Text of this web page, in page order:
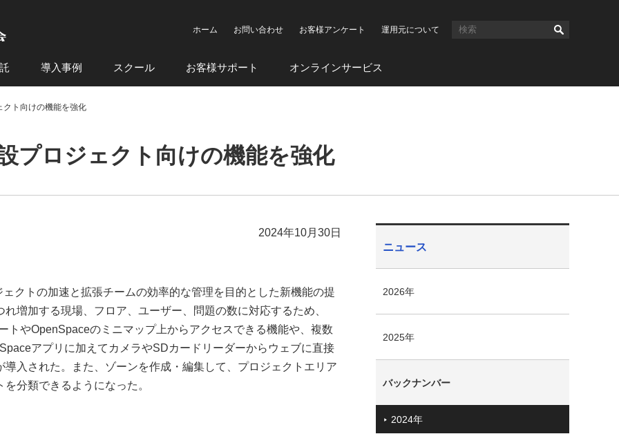
ホーム お問い合わせ お客様アンケート 運用元について
導入事例 スクール お客様サポート オンラインサービス
ト向けの機能を強化
プロジェクト向けの機能を強化
2024年10月30日
クトの加速と拡張チームの効率的な管理を目的とした新機能の提
増加する現場、フロア、ユーザー、問題の数に対応するため、
トやOpenSpaceのミニマップ上からアクセスできる機能や、複数
アプリに加えてカメラやSDカードリーダーからウェブに直接
入された。また、ゾーンを作成・編集して、プロジェクトエリア
分類できるようになった。
ニュース
2026年
2025年
バックナンバー
2024年